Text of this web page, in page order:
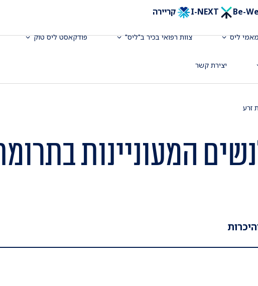
I-NEXT קריירה
ליס צוות רפואי בכיר ב"ליס" פודקאסט ליס טוק
יצירת קשר
זרע
המעוניינות